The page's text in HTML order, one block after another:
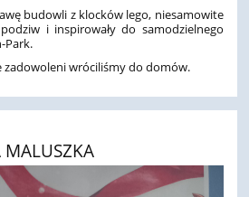
budowli z klocków lego, niesamowite
i inspirowały do samodzielnego
Park.
zadowoleni wróciliśmy do domów.
MALUSZKA